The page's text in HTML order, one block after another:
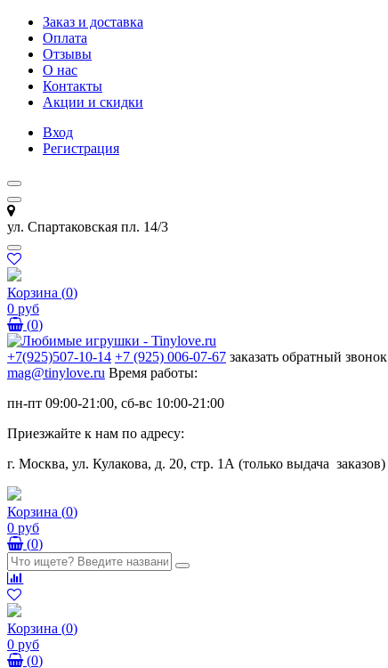
Заказ и доставка
Оплата
Отзывы
О нас
Контакты
Акции и скидки
Вход
Регистрация
ул. Спартаковская пл. 14/3
Корзина (0)
0 руб
(0)
+7(925)507-10-14 +7 (925) 006-07-67 заказать обратный звонок
mag@tinylove.ru Время работы:
пн-пт 09:00-21:00, сб-вс 10:00-21:00
Приезжайте к нам по адресу:
г. Москва, ул. Кулакова, д. 20, стр. 1А (только выдача заказов)
Корзина (0)
0 руб
(0)
Корзина (0)
0 руб
(0)